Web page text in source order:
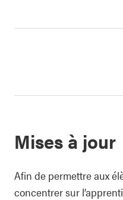
Mises à jour
Afin de permettre aux
concentrer sur